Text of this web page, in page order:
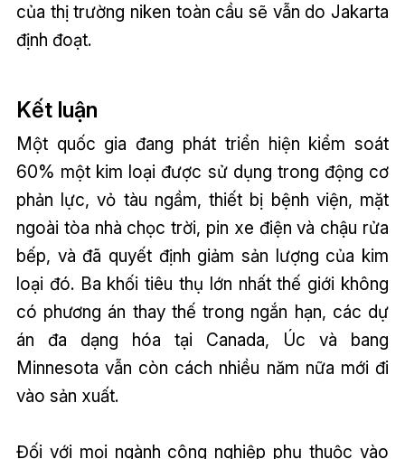
của thị trường niken toàn cầu sẽ vẫn do Jakarta
định đoạt.
Kết luận
Một quốc gia đang phát triển hiện kiểm soát
60% một kim loại được sử dụng trong động cơ
phản lực, vỏ tàu ngầm, thiết bị bệnh viện, mặt
ngoài tòa nhà chọc trời, pin xe điện và chậu rửa
bếp, và đã quyết định giảm sản lượng của kim
loại đó. Ba khối tiêu thụ lớn nhất thế giới không
có phương án thay thế trong ngắn hạn, các dự
án đa dạng hóa tại Canada, Úc và bang
Minnesota vẫn còn cách nhiều năm nữa mới đi
vào sản xuất.
Đối với mọi ngành công nghiệp phụ thuộc vào